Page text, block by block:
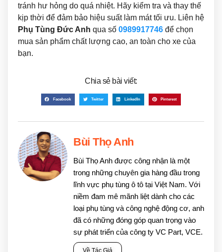
tránh hư hỏng do quá nhiệt. Hãy kiểm tra và thay thế
kịp thời để đảm bảo hiệu suất làm mát tối ưu. Liên hệ
Phụ Tùng Đức Anh qua số 0989917746 để chọn
mua sản phẩm chất lượng cao, an toàn cho xe của
bạn.
Chia sẻ bài viết:
Facebook Twitter LinkedIn Pinterest
Bùi Thọ Anh
Bùi Thọ Anh được công nhận là một
trong những chuyên gia hàng đầu trong
lĩnh vực phụ tùng ô tô tại Việt Nam. Với
niềm đam mê mãnh liệt dành cho các
loại phụ tùng và công nghệ động cơ, anh
đã có những đóng góp quan trọng vào
sự phát triển của công ty VC Part, VCE.
Về Tác Giả